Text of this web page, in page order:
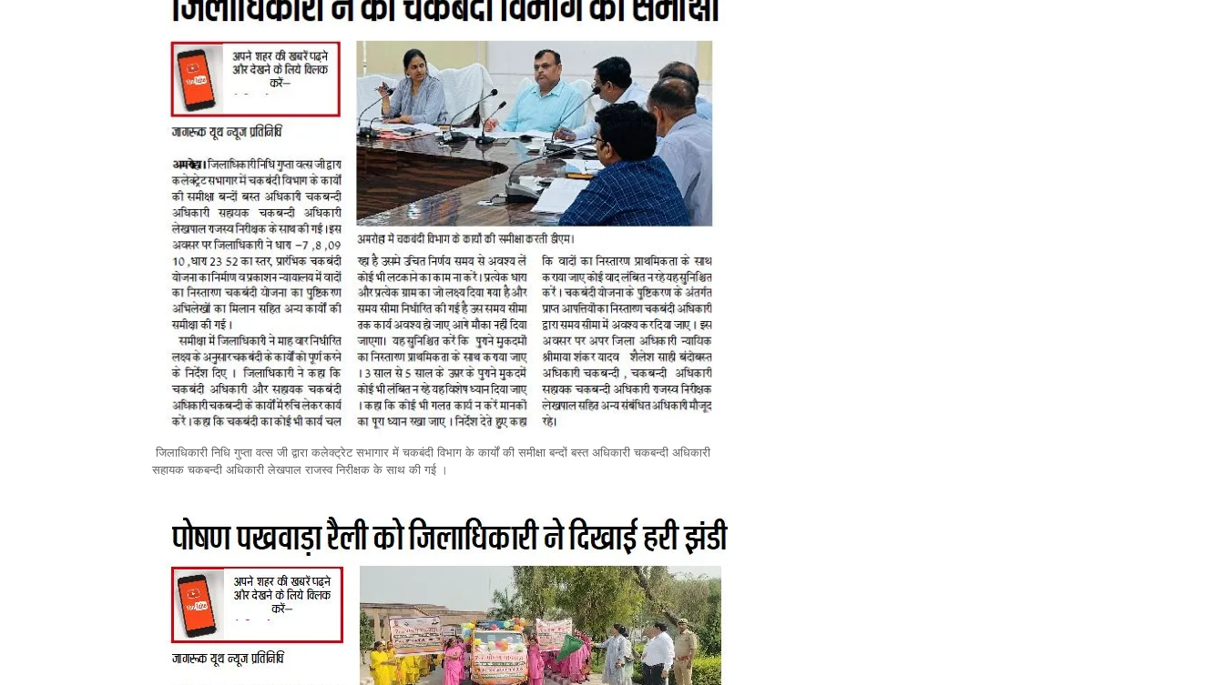
जिलाधिकारी निधि गुप्ता वत्स जी द्वारा कलेक्ट्रेट सभागार में चकबंदी विभाग के कार्यों की समीक्षा बन्दों बस्त अधिकारी चकबन्दी अधिकारी
सहायक चकबन्दी अधिकारी लेखपाल राजस्व निरीक्षक के साथ की गई ।